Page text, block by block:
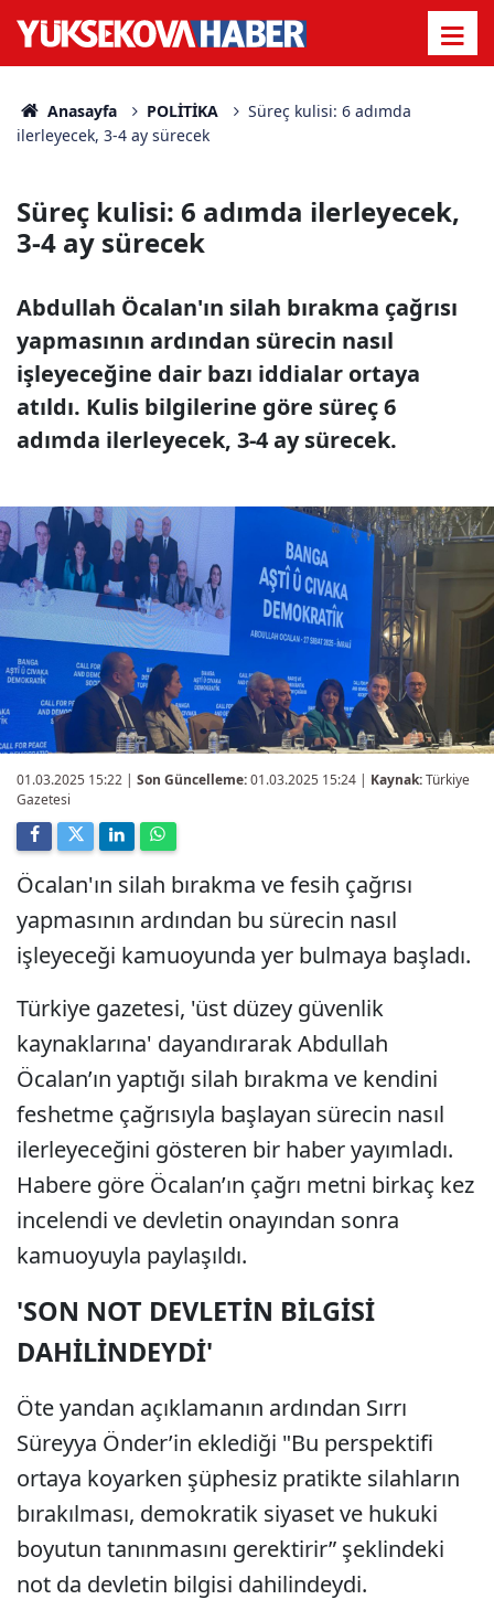
Anasayfa POLİTİKA
Süreç kulisi: 6 adımda
ilerleyecek, 3-4 ay sürecek
Süreç kulisi: 6 adımda ilerleyecek,
3-4 ay sürecek
Abdullah Öcalan'ın silah bırakma çağrısı
yapmasının ardından sürecin nasıl
işleyeceğine dair bazı iddialar ortaya
atıldı. Kulis bilgilerine göre süreç 6
adımda ilerleyecek, 3-4 ay sürecek.
01.03.2025 15:22 | Son Güncelleme:01.03.2025 15:24 | Kaynak:Türkiye
Gazetesi
Öcalan'ın silah bırakma ve fesih çağrısı
yapmasının ardından bu sürecin nasıl
işleyeceği kamuoyunda yer bulmaya başladı.
Türkiye gazetesi, 'üst düzey güvenlik
kaynaklarına' dayandırarak Abdullah
Öcalan’ın yaptığı silah bırakma ve kendini
feshetme çağrısıyla başlayan sürecin nasıl
ilerleyeceğini gösteren bir haber yayımladı.
Habere göre Öcalan’ın çağrı metni birkaç kez
incelendi ve devletin onayından sonra
kamuoyuyla paylaşıldı.
'SON NOT DEVLETİN BİLGİSİ
DAHİLİNDEYDİ'
Öte yandan açıklamanın ardından Sırrı
Süreyya Önder’in eklediği "Bu perspektifi
ortaya koyarken şüphesiz pratikte silahların
bırakılması, demokratik siyaset ve hukuki
boyutun tanınmasını gerektirir” şeklindeki
not da devletin bilgisi dahilindeydi.